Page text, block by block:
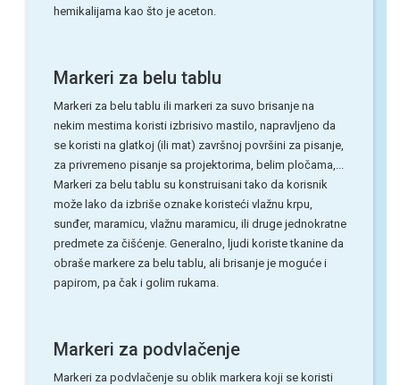
hemikalijama kao što je aceton.
Markeri za belu tablu
Markeri za belu tablu ili markeri za suvo brisanje na
nekim mestima koristi izbrisivo mastilo, napravljeno da
se koristi na glatkoj (ili mat) završnoj površini za pisanje,
za privremeno pisanje sa projektorima, belim pločama,...
Markeri za belu tablu su konstruisani tako da korisnik
može lako da izbriše oznake koristeći vlažnu krpu,
sunđer, maramicu, vlažnu maramicu, ili druge jednokratne
predmete za čišćenje. Generalno, ljudi koriste tkanine da
obraše markere za belu tablu, ali brisanje je moguće i
papirom, pa čak i golim rukama.
Markeri za podvlačenje
Markeri za podvlačenje su oblik markera koji se koristi